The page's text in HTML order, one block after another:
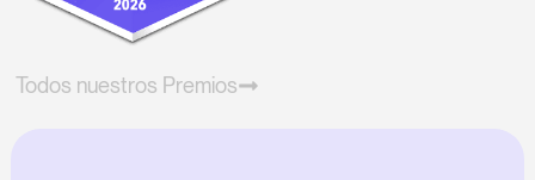
Todos nuestros Premios